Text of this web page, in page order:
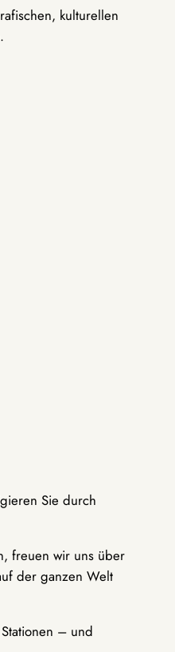
kulturellen
Sie durch
freuen wir uns über
der ganzen Welt
– und